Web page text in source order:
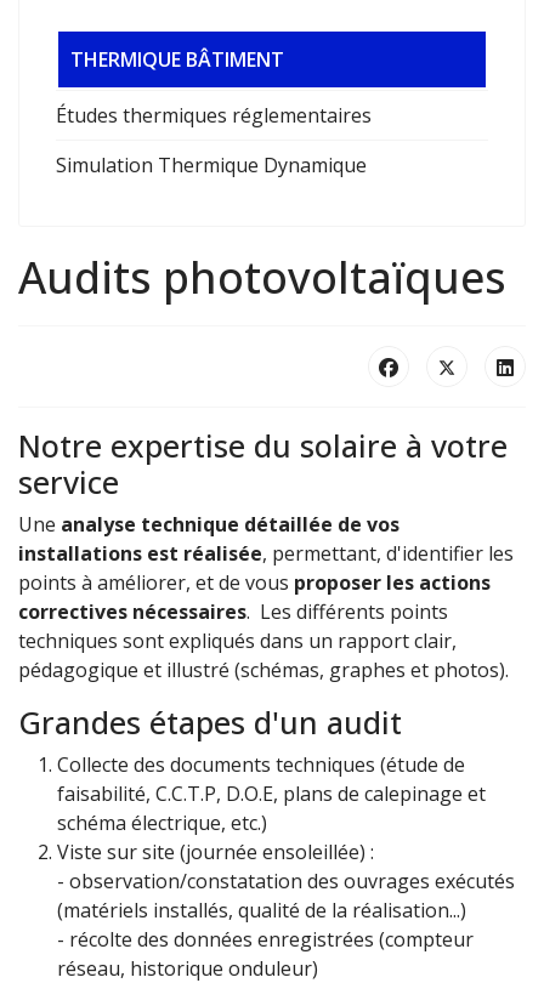
THERMIQUE BÂTIMENT
Études thermiques réglementaires
Simulation Thermique Dynamique
Audits photovoltaïques
Notre expertise du solaire à votre
service
Une analyse technique détaillée de vos
installations est réalisée, permettant, d'identifier les
points à améliorer, et de vous proposer les actions
correctives nécessaires. Les différents points
techniques sont expliqués dans un rapport clair,
pédagogique et illustré (schémas, graphes et photos).
Grandes étapes d'un audit
Collecte des documents techniques (étude de
faisabilité, C.C.T.P, D.O.E, plans de calepinage et
schéma électrique, etc.)
Viste sur site (journée ensoleillée) :
- observation/constatation des ouvrages exécutés
(matériels installés, qualité de la réalisation...)
- récolte des données enregistrées (compteur
réseau, historique onduleur)